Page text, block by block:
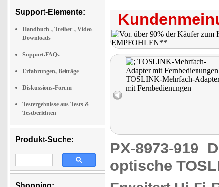
Support-Elemente:
Handbuch-, Treiber-, Video-
Downloads
Support-FAQs
Erfahrungen, Beiträge
Diskussions-Forum
Testergebnisse aus Tests &
Testberichten
Produkt-Suche:
Shopping:
PX-8973-919
optische